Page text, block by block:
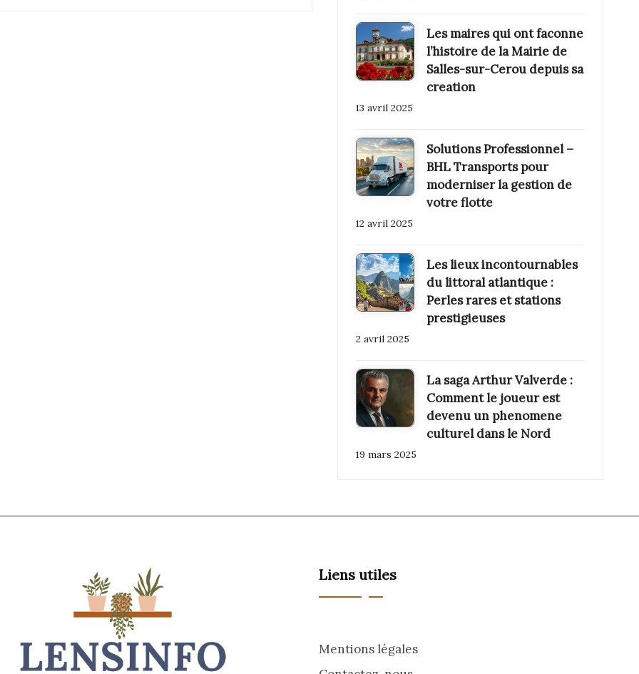
Les maires qui ont faconne
l’histoire de la Mairie de
Salles-sur-Cerou depuis sa
creation
13 avril 2025
Solutions Professionnel –
BHL Transports pour
moderniser la gestion de
votre flotte
12 avril 2025
Les lieux incontournables
du littoral atlantique :
Perles rares et stations
prestigieuses
2 avril 2025
La saga Arthur Valverde :
Comment le joueur est
devenu un phenomene
culturel dans le Nord
19 mars 2025
Liens utiles
Mentions légales